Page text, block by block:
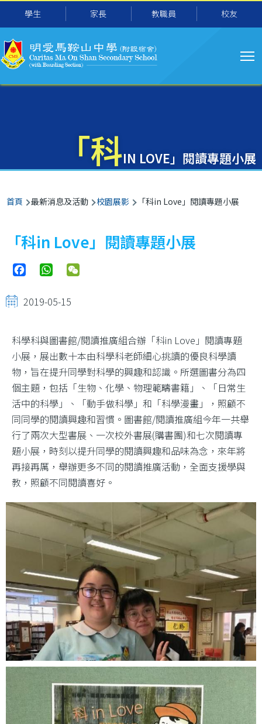
移至主內容
學生 家長 教職員 校友
导
航
「科IN LOVE」閱讀專題小展
導
航
連
結
首頁 最新消息及活動 校園展影 「科in Love」閱讀專題小展
「科in Love」閱讀專題小展
FacebookWhatsApp
2019-05-15
科學科與圖書館/閱讀推廣組合辦「科in Love」閱讀專題
小展，展出數十本由科學科老師細心挑讀的優良科學讀
物，旨在提升同學對科學的興趣和認識。所選圖書分為四
個主題，包括「生物、化學、物理範疇書籍」、「日常生
活中的科學」、「動手做科學」和「科學漫畫」，照顧不
同同學的閱讀興趣和習慣。圖書館/閱讀推廣組今年一共舉
行了兩次大型書展、一次校外書展(購書團)和七次閱讀專
題小展，時刻以提升同學的閱讀興趣和品味為念，來年將
再接再厲，舉辦更多不同的閱讀推廣活動，全面支援學與
教，照顧不同閱讀喜好。